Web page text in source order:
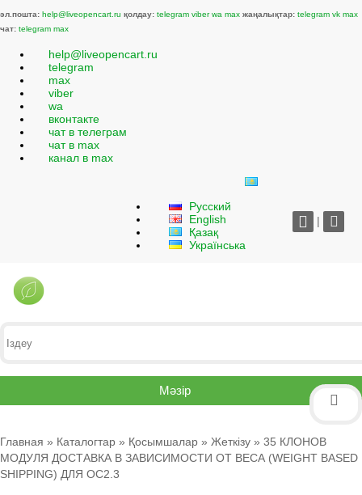
эл.пошта: help@liveopencart.ru қолдау: telegram viber wa max жаңалықтар: telegram vk max
чат: telegram max
help@liveopencart.ru
telegram
max
viber
wa
вконтакте
чат в телеграм
чат в max
канал в max
Русский
English
Қазақ
Українська
|
Мәзір
Главная » Каталогтар » Қосымшалар » Жеткізу » 35 КЛОНОВ
МОДУЛЯ ДОСТАВКА В ЗАВИСИМОСТИ ОТ ВЕСА (WEIGHT BASED
SHIPPING) ДЛЯ OC2.3